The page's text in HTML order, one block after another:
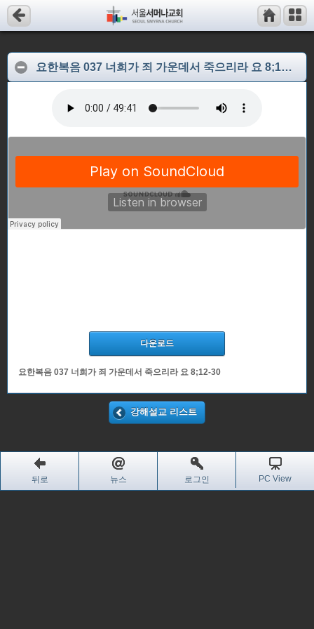
요한복음 037 너희가 죄 가운데서 죽으리라 요 8;12-30
다운로드
요한복음 037 너희가 죄 가운데서 죽으리라 요 8;12-30
강해설교 리스트
뒤로 뉴스 로그인 PC View